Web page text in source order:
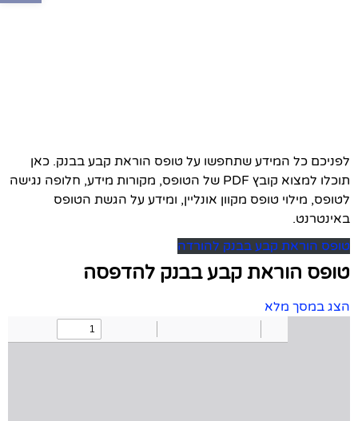
לפניכם כל המידע שתחפשו על טופס הוראת קבע בבנק. כאן
תוכלו למצוא קובץ PDF של הטופס, מקורות מידע, חלופה נגישה
לטופס, מילוי טופס מקוון אונליין, ומידע על הגשת הטופס
באינטרנט.
טופס הוראת קבע בבנק להורדה
טופס הוראת קבע בבנק להדפסה
הצג במסך מלא